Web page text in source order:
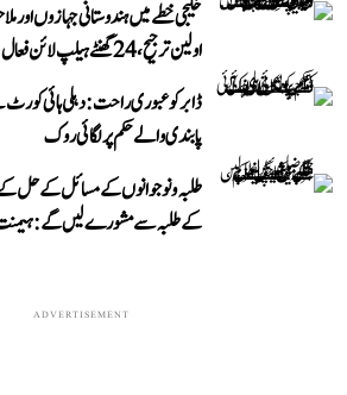
خلیجی خطے میں ہندوستانی جہازوں
اولین ترجیح، 24 گھنٹے ہیلپ لائن فعال: وزارتِ خارجہ
ڈابر کو عبوری راحت: دہلی ہائی
پابندی والے حکم پر لگائی روک
طلبہ و نوجوانوں کے مسائل کے حل
کے طلبہ سے مشورے لیں گے:
ADVERTISEMENT